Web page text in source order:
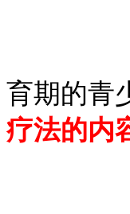
育期的青
疗法的内